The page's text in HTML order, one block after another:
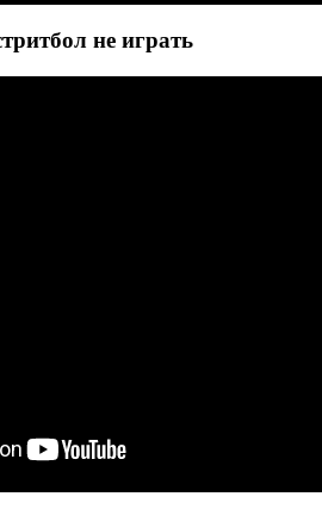
не играть